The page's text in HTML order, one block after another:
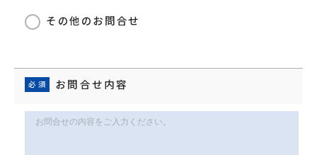
その他のお問合せ
お問合せ内容